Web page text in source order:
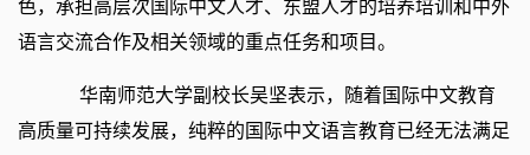
色，承担高层次国际中文人才、东盟人才的培养培训和中外
语言交流合作及相关领域的重点任务和项目。
华南师范大学副校长吴坚表示，随着国际中文教育
高质量可持续发展，纯粹的国际中文语言教育已经无法满足